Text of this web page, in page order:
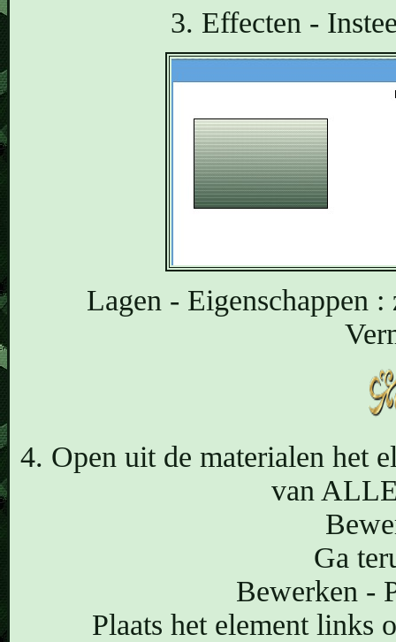
3. Effecten -
Lagen - Eigenschappen
4. Open uit de materialen het
van
Ga
Bewerken -
Plaats het element links